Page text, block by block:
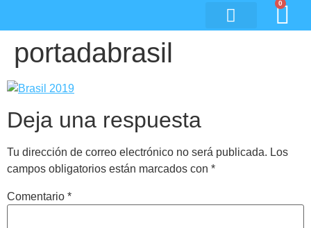
0
portadabrasil
Deja una respuesta
Tu dirección de correo electrónico no será publicada. Los
campos obligatorios están marcados con *
Comentario *